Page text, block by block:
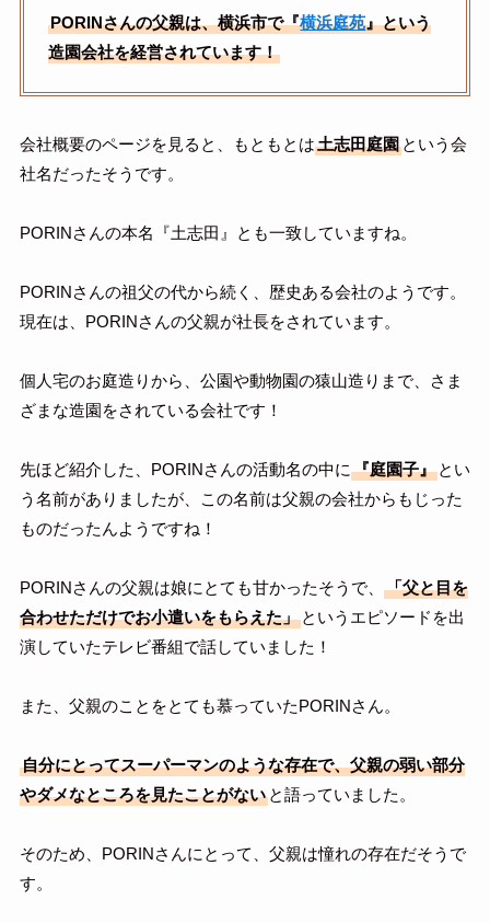
PORINさんの父親は、横浜市で『横浜庭苑』という
造園会社を経営されています！
会社概要のページを見ると、もともとは土志田庭園という会
社名だったそうです。
PORINさんの本名『土志田』とも一致していますね。
PORINさんの祖父の代から続く、歴史ある会社のようです。
現在は、PORINさんの父親が社長をされています。
個人宅のお庭造りから、公園や動物園の猿山造りまで、さま
ざまな造園をされている会社です！
先ほど紹介した、PORINさんの活動名の中に 『庭園子』とい
う名前がありましたが、この名前は父親の会社からもじった
ものだったんようですね！
PORINさんの父親は娘にとても甘かったそうで、
「父と目を
合わせただけでお小遣いをもらえた」というエピソードを出
演していたテレビ番組で話していました！
また、父親のことをとても慕っていたPORINさん。
自分にとってスーパーマンのような存在で、父親の弱い部分
やダメなところを見たことがないと語っていました。
そのため、PORINさんにとって、父親は憧れの存在だそうで
す。